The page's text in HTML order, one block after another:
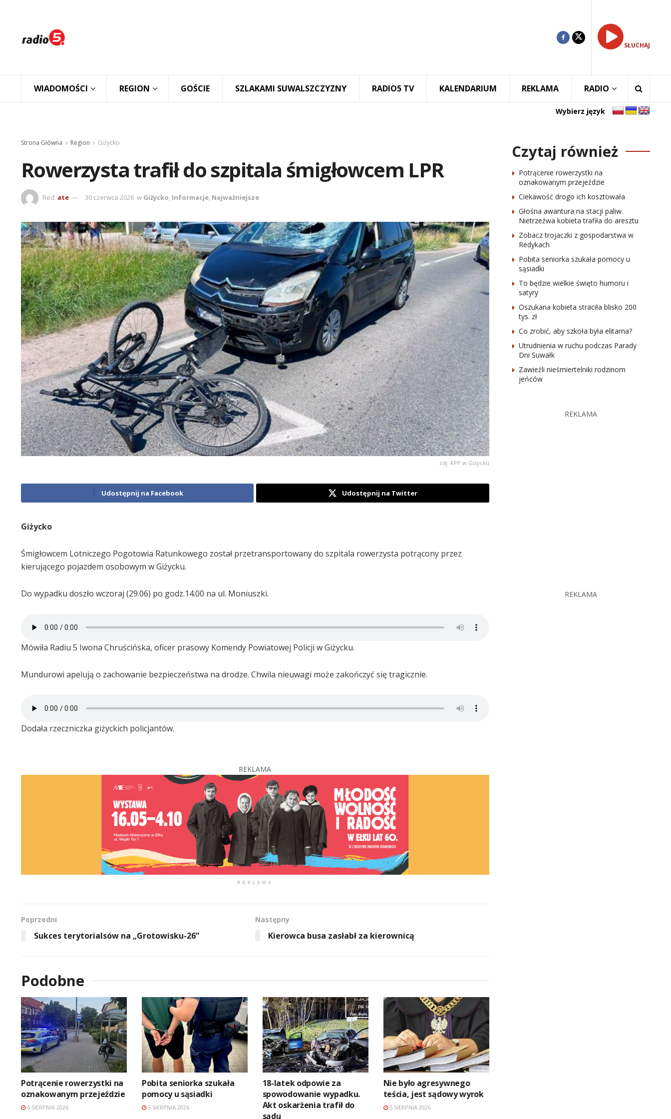
SŁUCHAJ
WIADOMOŚCI REGION GOŚCIE SZLAKAMI SUWALSZCZYZNY RADIO5 TV KALENDARIUM REKLAMA RADIO
Wybierz język
Strona Główna Region Giżycko
Rowerzysta trafił do szpitala śmigłowcem LPR
Red. ate 30 czerwca 2026 w Giżycko, Informacje, Najważniejsze
zdj. KPP w Giżycku
Udostępnij na Facebook Udostępnij na Twitter
Giżycko
Śmigłowcem Lotniczego Pogotowia Ratunkowego został przetransportowany do szpitala rowerzysta potrącony przez
kierującego pojazdem osobowym w Giżycku.
Do wypadku doszło wczoraj (29.06) po godz.14.00 na ul. Moniuszki.
Mówiła Radiu 5 Iwona Chruścińska, oficer prasowy Komendy Powiatowej Policji w Giżycku.
Mundurowi apelują o zachowanie bezpieczeństwa na drodze. Chwila nieuwagi może zakończyć się tragicznie.
Dodała rzeczniczka giżyckich policjantów.
REKLAMA
REKLAMA
Poprzedni
Sukces terytorialsów na „Grotowisku-26”
Następny
Kierowca busa zasłabł za kierownicą
Podobne
Potrącenie rowerzystki na
oznakowanym przejeździe
6 SIERPNIA 2026
Pobita seniorka szukała
pomocy u sąsiadki
5 SIERPNIA 2026
18-latek odpowie za
spowodowanie wypadku.
Akt oskarżenia trafił do
sądu
Nie było agresywnego
teścia, jest sądowy wyrok
5 SIERPNIA 2026
Czytaj również
Potrącenie rowerzystki na
oznakowanym przejeździe
Ciekawość drogo ich kosztowała
Głośna awantura na stacji paliw.
Nietrzeźwa kobieta trafiła do aresztu
Zobacz trojaczki z gospodarstwa w
Redykach
Pobita seniorka szukała pomocy u
sąsiadki
To będzie wielkie święto humoru i
satyry
Oszukana kobieta straciła blisko 200
tys. zł
Co zrobić, aby szkoła była elitarna?
Utrudnienia w ruchu podczas Parady
Dni Suwałk
Zawieźli nieśmiertelniki rodzinom
jeńców
REKLAMA
REKLAMA